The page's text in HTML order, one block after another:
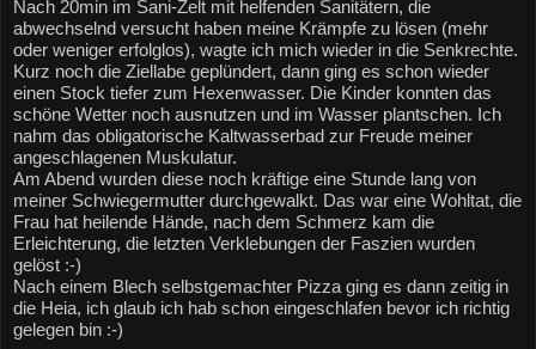
Nach 20min im Sani-Zelt mit helfenden Sanitätern, die
abwechselnd versucht haben meine Krämpfe zu lösen (mehr
oder weniger erfolglos), wagte ich mich wieder in die Senkrechte.
Kurz noch die Ziellabe geplündert, dann ging es schon wieder
einen Stock tiefer zum Hexenwasser. Die Kinder konnten das
schöne Wetter noch ausnutzen und im Wasser plantschen. Ich
nahm das obligatorische Kaltwasserbad zur Freude meiner
angeschlagenen Muskulatur.
Am Abend wurden diese noch kräftige eine Stunde lang von
meiner Schwiegermutter durchgewalkt. Das war eine Wohltat, die
Frau hat heilende Hände, nach dem Schmerz kam die
Erleichterung, die letzten Verklebungen der Faszien wurden
gelöst :-)
Nach einem Blech selbstgemachter Pizza ging es dann zeitig in
die Heia, ich glaub ich hab schon eingeschlafen bevor ich richtig
gelegen bin :-)